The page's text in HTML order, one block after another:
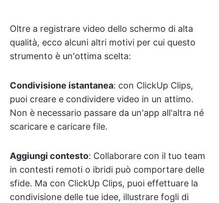
Oltre a registrare video dello schermo di alta
qualità, ecco alcuni altri motivi per cui questo
strumento è un'ottima scelta:
Condivisione istantanea: con ClickUp Clips,
puoi creare e condividere video in un attimo.
Non è necessario passare da un'app all'altra né
scaricare e caricare file.
Aggiungi contesto: Collaborare con il tuo team
in contesti remoti o ibridi può comportare delle
sfide. Ma con ClickUp Clips, puoi effettuare la
condivisione delle tue idee, illustrare fogli di